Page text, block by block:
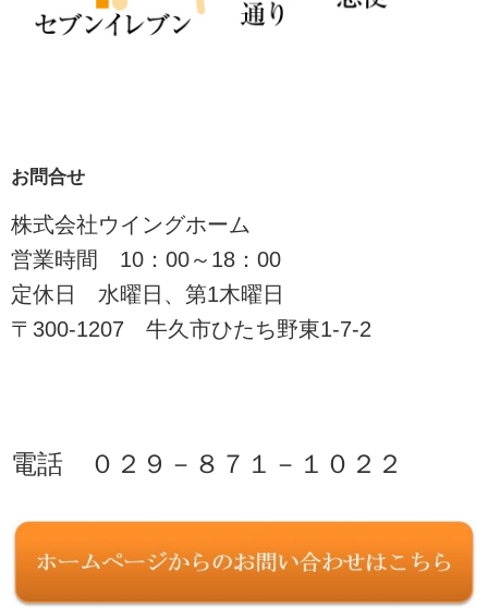
お問合せ
株式会社ウイングホーム
営業時間 10：00～18：00
定休日 水曜日、第1木曜日
〒300-1207 牛久市ひたち野東1-7-2
電話 ０２９－８７１－１０２２